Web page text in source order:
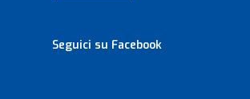
Seguici su Facebook